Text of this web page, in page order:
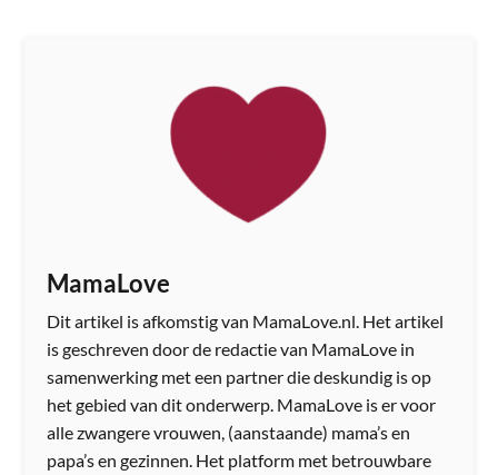
MamaLove
Dit artikel is afkomstig van MamaLove.nl. Het artikel
is geschreven door de redactie van MamaLove in
samenwerking met een partner die deskundig is op
het gebied van dit onderwerp. MamaLove is er voor
alle zwangere vrouwen, (aanstaande) mama’s en
papa’s en gezinnen. Het platform met betrouwbare